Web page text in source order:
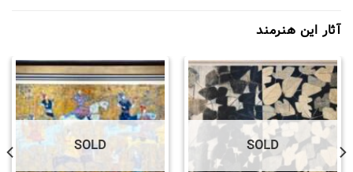
آثار این هنرمند
SOLD
SOLD